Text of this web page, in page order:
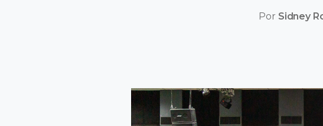
Por Sidney